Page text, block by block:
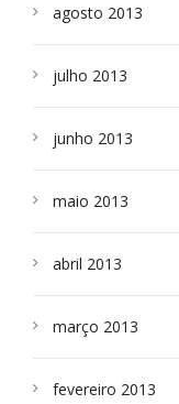
agosto 2013
julho 2013
junho 2013
maio 2013
abril 2013
março 2013
fevereiro 2013